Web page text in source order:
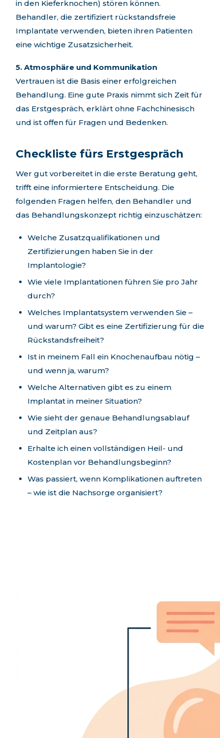
in den Kieferknochen) stören können.
Behandler, die zertifiziert rückstandsfreie
Implantate verwenden, bieten ihren Patienten
eine wichtige Zusatzsicherheit.
5. Atmosphäre und Kommunikation
Vertrauen ist die Basis einer erfolgreichen
Behandlung. Eine gute Praxis nimmt sich Zeit für
das Erstgespräch, erklärt ohne Fachchinesisch
und ist offen für Fragen und Bedenken.
Checkliste fürs Erstgespräch
Wer gut vorbereitet in die erste Beratung geht,
trifft eine informiertere Entscheidung. Die
folgenden Fragen helfen, den Behandler und
das Behandlungskonzept richtig einzuschätzen:
Welche Zusatzqualifikationen und
Zertifizierungen haben Sie in der
Implantologie?
Wie viele Implantationen führen Sie pro Jahr
durch?
Welches Implantatsystem verwenden Sie –
und warum? Gibt es eine Zertifizierung für die
Rückstandsfreiheit?
Ist in meinem Fall ein Knochenaufbau nötig –
und wenn ja, warum?
Welche Alternativen gibt es zu einem
Implantat in meiner Situation?
Wie sieht der genaue Behandlungsablauf
und Zeitplan aus?
Erhalte ich einen vollständigen Heil- und
Kostenplan vor Behandlungsbeginn?
Was passiert, wenn Komplikationen auftreten
– wie ist die Nachsorge organisiert?